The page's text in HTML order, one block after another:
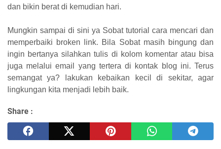
dan bikin berat di kemudian hari.
Mungkin sampai di sini ya Sobat tutorial cara mencari dan
memperbaiki broken link. Bila Sobat masih bingung dan
ingin bertanya silahkan tulis di kolom komentar atau bisa
juga melalui email yang tertera di kontak blog ini. Terus
semangat ya? lakukan kebaikan kecil di sekitar, agar
lingkungan kita menjadi lebih baik.
Share :